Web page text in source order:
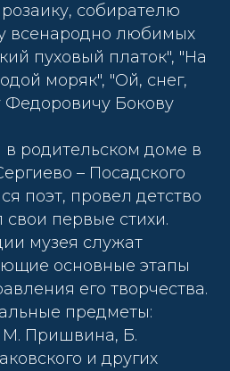
собирателю
всенародно любимых
пуховый платок", "На
моряк", "Ой, снег,
Федоровичу Бокову
родительском доме в
– Посадского
поэт, провел детство
первые стихи.
музея служат
основные этапы
его творчества.
предметы:
Пришвина, Б.
и других